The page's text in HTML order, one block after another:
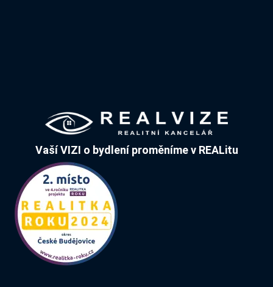
Vaší VIZI o bydlení proměníme v REALitu